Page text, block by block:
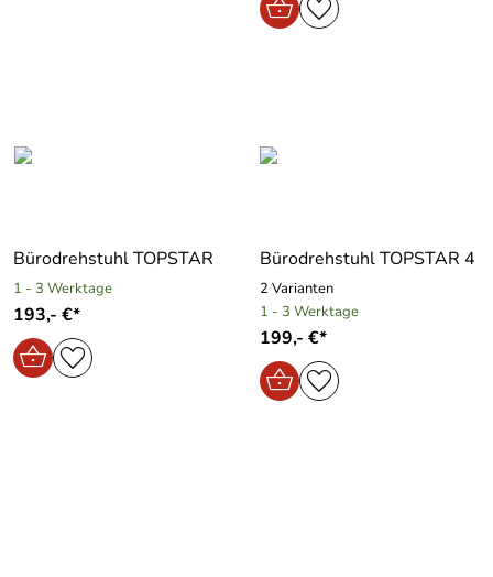
Bürodrehstuhl TOPSTAR
1 - 3 Werktage
193,- €*
Bürodrehstuhl TOPSTAR 4
2 Varianten
1 - 3 Werktage
199,- €*